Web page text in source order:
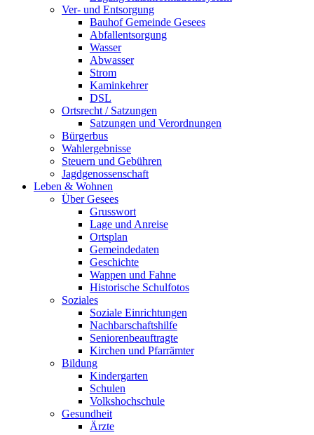
Ver- und Entsorgung
Bauhof Gemeinde Gesees
Abfallentsorgung
Wasser
Abwasser
Strom
Kaminkehrer
DSL
Ortsrecht / Satzungen
Satzungen und Verordnungen
Bürgerbus
Wahlergebnisse
Steuern und Gebühren
Jagdgenossenschaft
Leben & Wohnen
Über Gesees
Grusswort
Lage und Anreise
Ortsplan
Gemeindedaten
Geschichte
Wappen und Fahne
Historische Schulfotos
Soziales
Soziale Einrichtungen
Nachbarschaftshilfe
Seniorenbeauftragte
Kirchen und Pfarrämter
Bildung
Kindergarten
Schulen
Volkshochschule
Gesundheit
Ärzte